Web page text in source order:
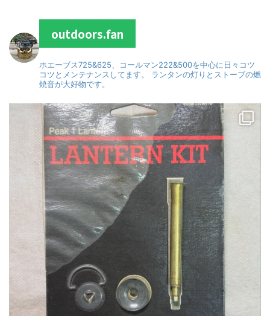
outdoors.fan
ホエーブス725&625、コールマン222&500を中心に日々コツ
コツとメンテナンスしてます。
ランタンの灯りとストーブの燃
焼音が大好物です。